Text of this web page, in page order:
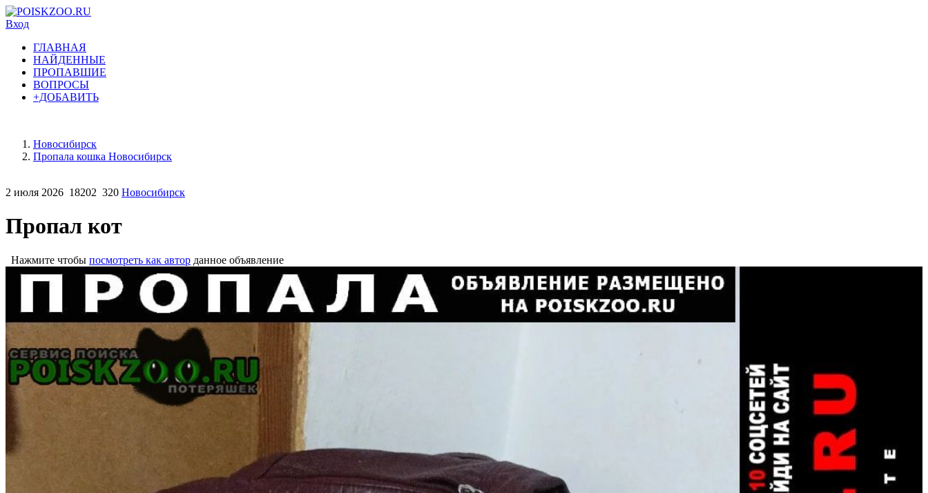
Вход
ГЛАВНАЯ
НАЙДЕННЫЕ
ПРОПАВШИЕ
ВОПРОСЫ
+ДОБАВИТЬ
Новосибирск
Пропала кошка Новосибирск
2 июля 2026 18202 320 Новосибирск
Пропал кот
Нажмите чтобы посмотреть как автор данное объявление